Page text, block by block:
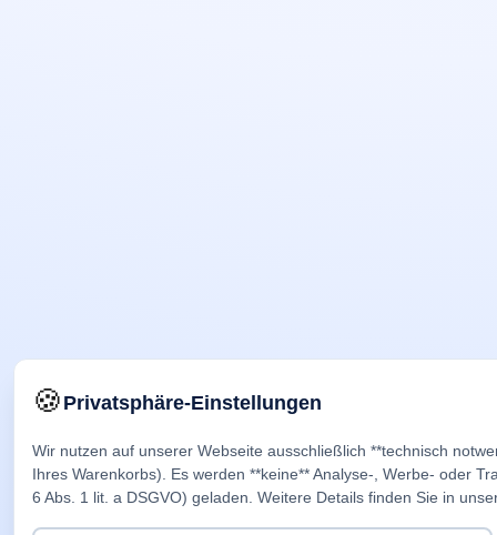
🍪Privatsphäre-Einstellungen
Wir nutzen auf unserer Webseite ausschließlich **technisch
Ihres Warenkorbs). Es werden **keine** Analyse-, Werbe- oder
6 Abs. 1 lit. a DSGVO) geladen. Weitere Details finden Sie in